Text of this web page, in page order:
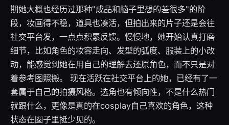
期她大概也经历过那种"成品和脑子里想的差很多"的阶
段，妆画得不稳，道具也凑活，但拍出来的片子还是会往
社交平台发，一点点积累反馈。慢慢地，她开始认真打磨
细节，比如角色的妆容走向、发型的弧度、服装上的小改
动，能感觉到她在用自己的理解去还原角色，而不只是对
着参考图照搬。 现在活跃在社交平台上的她，已经有了一
套属于自己的拍摄风格。选角也有倾向性，不是什么热门
就跟什么，更像是真的在cosplay自己喜欢的角色，这种
状态在圈子里挺少见的。